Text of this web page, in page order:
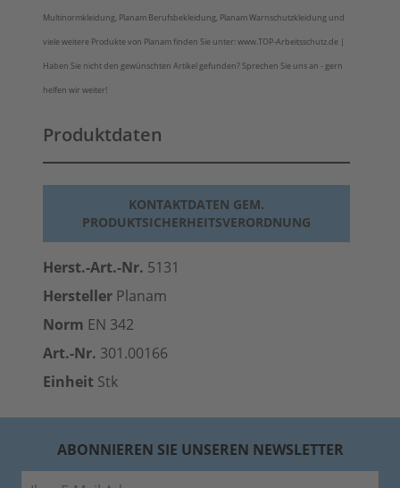
Multinormkleidung, Planam Berufsbekleidung, Planam Warnschutzkleidung und
viele weitere Produkte von Planam finden Sie unter: www.TOP-Arbeitsschutz.de |
Haben Sie nicht den gewünschten Artikel gefunden? Sprechen Sie uns an - gern
helfen wir weiter!
Produktdaten
KONTAKTDATEN GEM.
PRODUKTSICHERHEITSVERORDNUNG
Herst.-Art.-Nr. 5131
Hersteller Planam
Norm EN 342
Art.-Nr. 301.00166
Einheit Stk
ABONNIEREN SIE UNSEREN NEWSLETTER